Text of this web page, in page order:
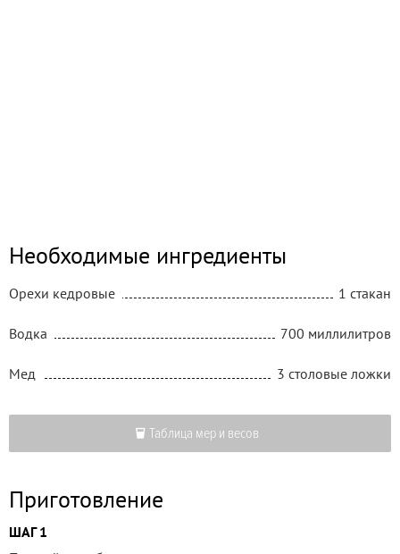
Необходимые ингредиенты
Орехи кедровые 1 стакан
Водка 700 миллилитров
Мед 3 столовые ложки
Таблица мер и весов
Приготовление
ШАГ 1